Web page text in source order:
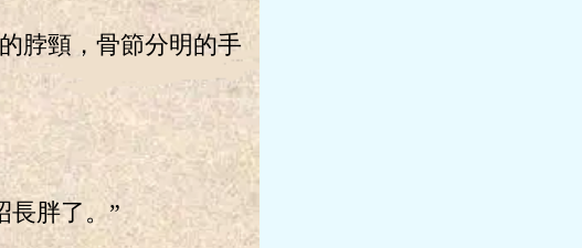
脖頸，骨節分明的手
胖了。”